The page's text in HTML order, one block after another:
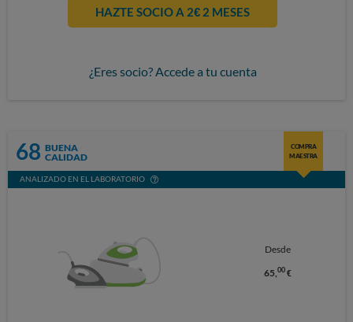
HAZTE SOCIO A 2€ 2 MESES
¿Eres socio? Accede a tu cuenta
68 BUENA
CALIDAD
COMPRA
MAESTRA
ANALIZADO EN EL LABORATORIO
Desde
65, 00€